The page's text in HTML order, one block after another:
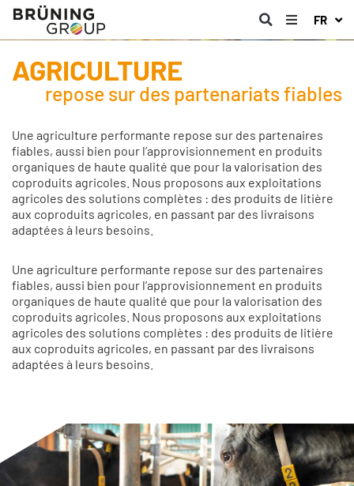
FR
AGRICULTURE
repose sur des partenariats fiables
Une agriculture performante repose sur des partenaires
fiables, aussi bien pour l’approvisionnement en produits
organiques de haute qualité que pour la valorisation des
coproduits agricoles. Nous proposons aux exploitations
agricoles des solutions complètes : des produits de litière
aux coproduits agricoles, en passant par des livraisons
adaptées à leurs besoins.
Une agriculture performante repose sur des partenaires
fiables, aussi bien pour l’approvisionnement en produits
organiques de haute qualité que pour la valorisation des
coproduits agricoles. Nous proposons aux exploitations
agricoles des solutions complètes : des produits de litière
aux coproduits agricoles, en passant par des livraisons
adaptées à leurs besoins.